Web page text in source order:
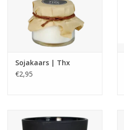
Sojakaars | Thx
€2,95